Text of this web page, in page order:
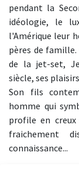
pendant la
idéologie, le
l'Amérique leur
pères de
de la jet-set,
siècle, ses
Son fils
homme qui
profile en
fraichement
connaissance...